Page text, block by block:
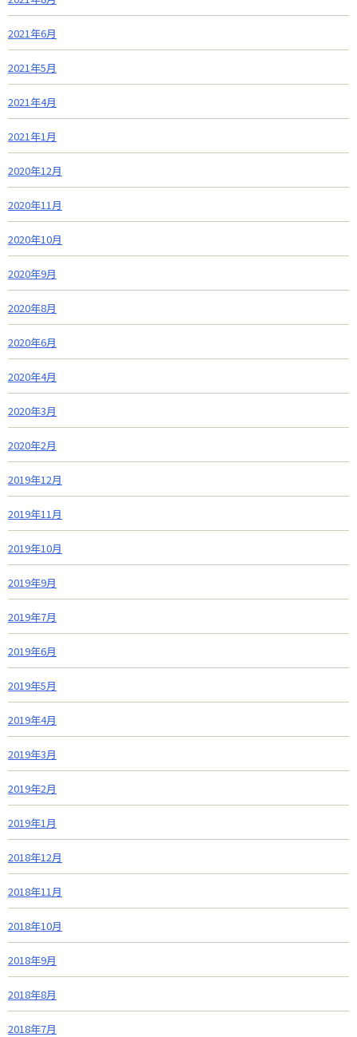
2021年6月
2021年5月
2021年4月
2021年1月
2020年12月
2020年11月
2020年10月
2020年9月
2020年8月
2020年6月
2020年4月
2020年3月
2020年2月
2019年12月
2019年11月
2019年10月
2019年9月
2019年7月
2019年6月
2019年5月
2019年4月
2019年3月
2019年2月
2019年1月
2018年12月
2018年11月
2018年10月
2018年9月
2018年8月
2018年7月